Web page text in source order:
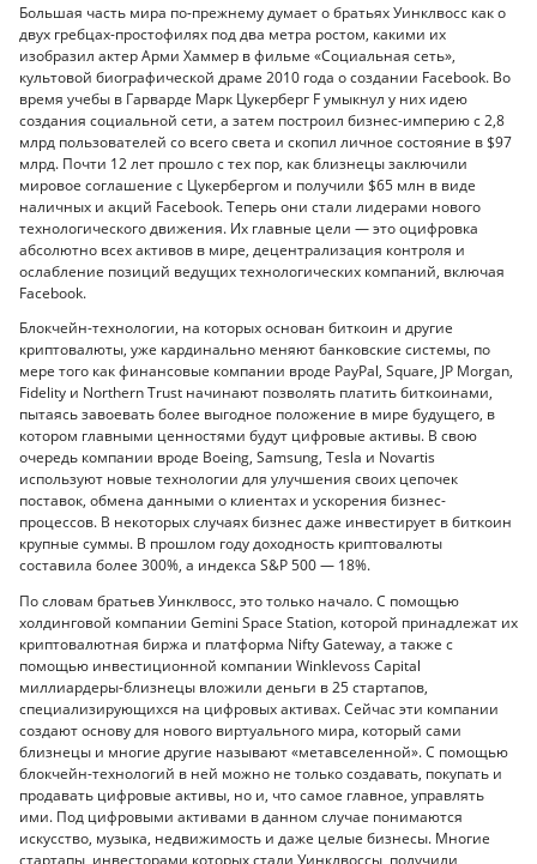
Большая часть мира по-прежнему думает о братьях Уинклвосс как о
двух гребцах-простофилях под два метра ростом, какими их
изобразил актер Арми Хаммер в фильме «Социальная сеть»,
культовой биографической драме 2010 года о создании Facebook. Во
время учебы в Гарварде Марк Цукерберг F умыкнул у них идею
создания социальной сети, а затем построил бизнес-империю с 2,8
млрд пользователей со всего света и скопил личное состояние в $97
млрд. Почти 12 лет прошло с тех пор, как близнецы заключили
мировое соглашение с Цукербергом и получили $65 млн в виде
наличных и акций Facebook. Теперь они стали лидерами нового
технологического движения. Их главные цели — это оцифровка
абсолютно всех активов в мире, децентрализация контроля и
ослабление позиций ведущих технологических компаний, включая
Facebook.
Блокчейн-технологии, на которых основан биткоин и другие
криптовалюты, уже кардинально меняют банковские системы, по
мере того как финансовые компании вроде PayPal, Square, JP Morgan,
Fidelity и Northern Trust начинают позволять платить биткоинами,
пытаясь завоевать более выгодное положение в мире будущего, в
котором главными ценностями будут цифровые активы. В свою
очередь компании вроде Boeing, Samsung, Tesla и Novartis
используют новые технологии для улучшения своих цепочек
поставок, обмена данными о клиентах и ускорения бизнес-
процессов. В некоторых случаях бизнес даже инвестирует в биткоин
крупные суммы. В прошлом году доходность криптовалюты
составила более 300%, а индекса S&P 500 — 18%.
По словам братьев Уинклвосс, это только начало. С помощью
холдинговой компании Gemini Space Station, которой принадлежат их
криптовалютная биржа и платформа Nifty Gateway, а также с
помощью инвестиционной компании Winklevoss Capital
миллиардеры-близнецы вложили деньги в 25 стартапов,
специализирующихся на цифровых активах. Сейчас эти компании
создают основу для нового виртуального мира, который сами
близнецы и многие другие называют «метавселенной». С помощью
блокчейн-технологий в ней можно не только создавать, покупать и
продавать цифровые активы, но и, что самое главное, управлять
ими. Под цифровыми активами в данном случае понимаются
искусство, музыка, недвижимость и даже целые бизнесы. Многие
стартапы, инвесторами которых стали Уинклвоссы, получили